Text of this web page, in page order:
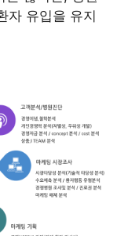
자 유입을 유지